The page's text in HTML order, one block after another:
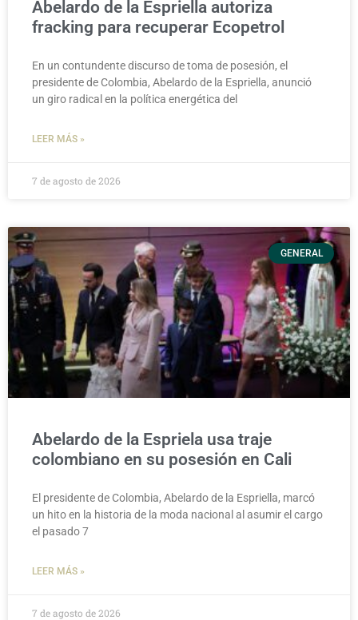
Abelardo de la Espriella autoriza
fracking para recuperar Ecopetrol
En un contundente discurso de toma de posesión, el
presidente de Colombia, Abelardo de la Espriella, anunció
un giro radical en la política energética del
LEER MÁS »
7 de agosto de 2026
GENERAL
Abelardo de la Espriela usa traje
colombiano en su posesión en Cali
El presidente de Colombia, Abelardo de la Espriella, marcó
un hito en la historia de la moda nacional al asumir el cargo
el pasado 7
LEER MÁS »
7 de agosto de 2026